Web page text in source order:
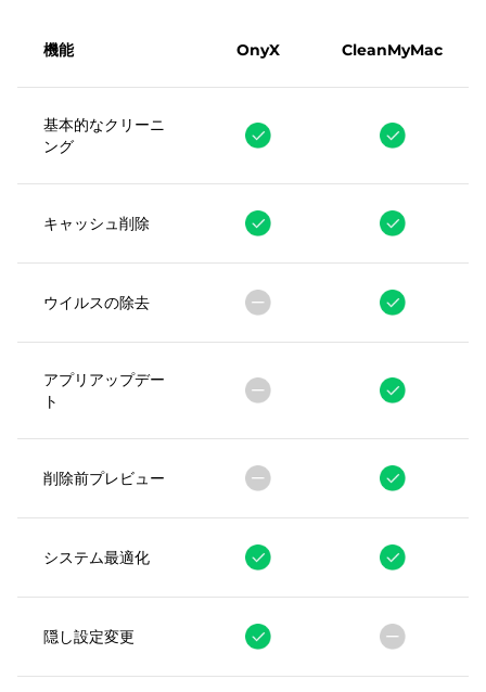
機能 OnyX CleanMyMac
基本的なクリーニ
ング
キャッシュ削除
ウイルスの除去
アプリアップデー
ト
削除前プレビュー
システム最適化
隠し設定変更